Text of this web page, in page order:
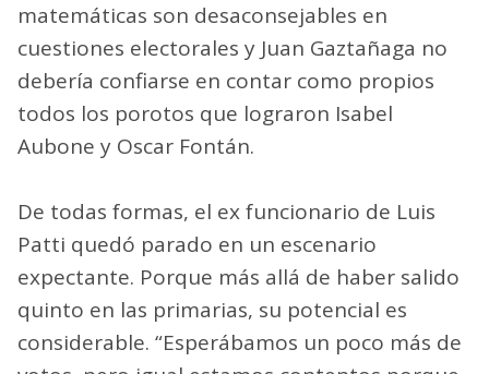
matemáticas son desaconsejables en
cuestiones electorales y Juan Gaztañaga no
debería confiarse en contar como propios
todos los porotos que lograron Isabel
Aubone y Oscar Fontán.
De todas formas, el ex funcionario de Luis
Patti quedó parado en un escenario
expectante. Porque más allá de haber salido
quinto en las primarias, su potencial es
considerable. “Esperábamos un poco más de